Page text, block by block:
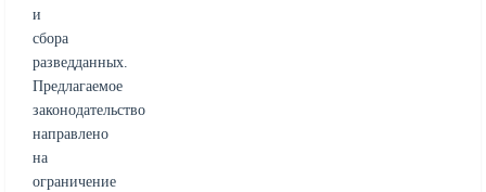
и
сбора
разведданных.
Предлагаемое
законодательство
направлено
на
ограничение